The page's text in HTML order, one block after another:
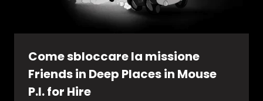
Come sbloccare la missione
Friends in Deep Places in Mouse
P.I. for Hire